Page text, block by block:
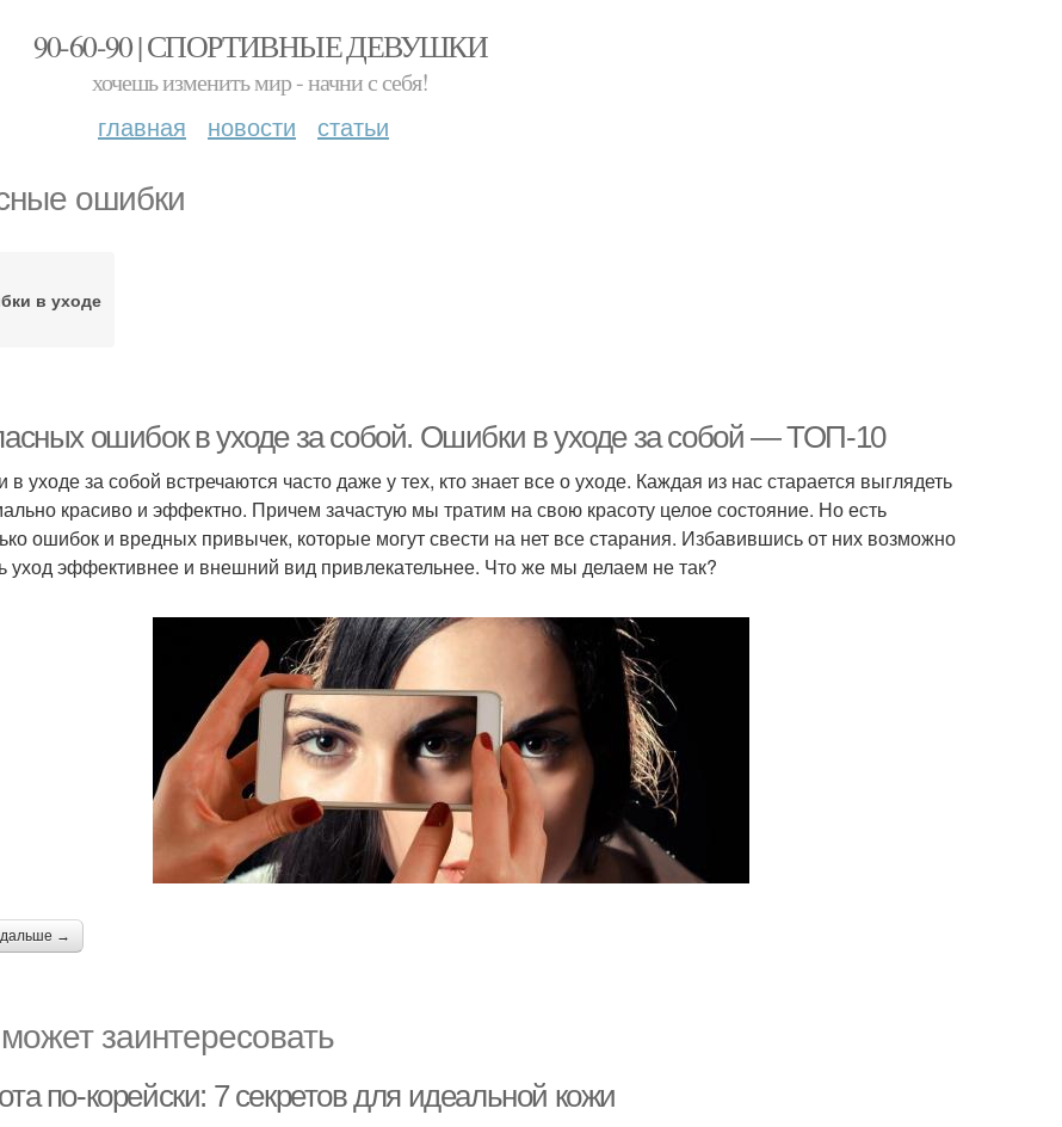
90-60-90 | СПОРТИВНЫЕ ДЕВУШКИ
хочешь изменить мир - начни с себя!
главная новости статьи
ошибки
в уходе
ошибок в уходе за собой. Ошибки в уходе за собой — ТОП-10
уходе за собой встречаются часто даже у тех, кто знает все о уходе. Каждая из нас старается выглядеть
красиво и эффектно. Причем зачастую мы тратим на свою красоту целое состояние. Но есть
ошибок и вредных привычек, которые могут свести на нет все старания. Избавившись от них возможно
уход эффективнее и внешний вид привлекательнее. Что же мы делаем не так?
дальше →
заинтересовать
по-корейски: 7 секретов для идеальной кожи